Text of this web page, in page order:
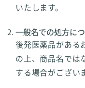
いたします。
一般名での処方に
後発医薬品がある
の上、商品名では
する場合がござい